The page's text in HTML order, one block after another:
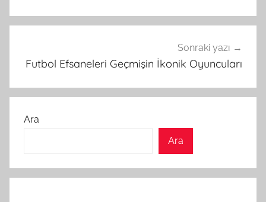
Sonraki yazı
Futbol Efsaneleri Geçmişin İkonik Oyuncuları
Ara
Ara